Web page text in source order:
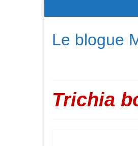
Le blogue
Trichia